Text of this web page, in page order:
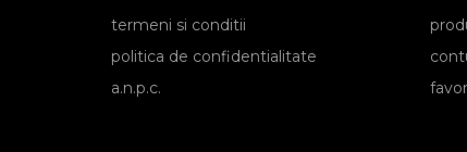
termeni si conditii
politica de confidentialitate
a.n.p.c.